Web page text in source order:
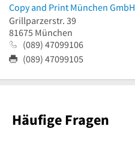
Copy and Print München GmbH
Grillparzerstr. 39
81675 München
(089) 47099106
(089) 47099105
Häufige Fragen